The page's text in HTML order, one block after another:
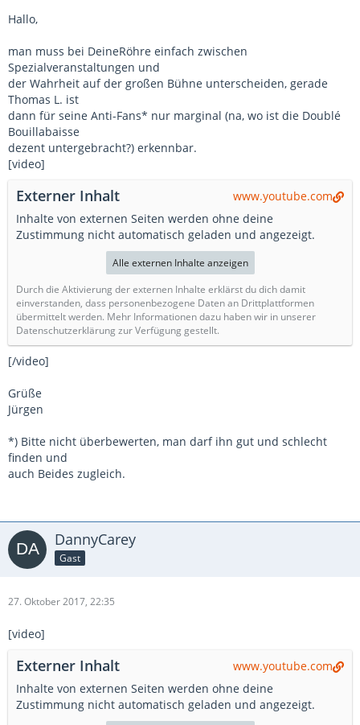
Hallo,
man muss bei DeineRöhre einfach zwischen
Spezialveranstaltungen und
der Wahrheit auf der großen Bühne unterscheiden, gerade
Thomas L. ist
dann für seine Anti-Fans* nur marginal (na, wo ist die Doublé
Bouillabaisse
dezent untergebracht?) erkennbar.
[video]
Externer Inhalt
www.youtube.com
Inhalte von externen Seiten werden ohne deine
Zustimmung nicht automatisch geladen und angezeigt.
Alle externen Inhalte anzeigen
Durch die Aktivierung der externen Inhalte erklärst du dich damit
einverstanden, dass personenbezogene Daten an Drittplattformen
übermittelt werden. Mehr Informationen dazu haben wir in unserer
Datenschutzerklärung zur Verfügung gestellt.
[/video]
Grüße
Jürgen
*) Bitte nicht überbewerten, man darf ihn gut und schlecht
finden und
auch Beides zugleich.
DannyCarey
Gast
27. Oktober 2017, 22:35
[video]
Externer Inhalt
www.youtube.com
Inhalte von externen Seiten werden ohne deine
Zustimmung nicht automatisch geladen und angezeigt.